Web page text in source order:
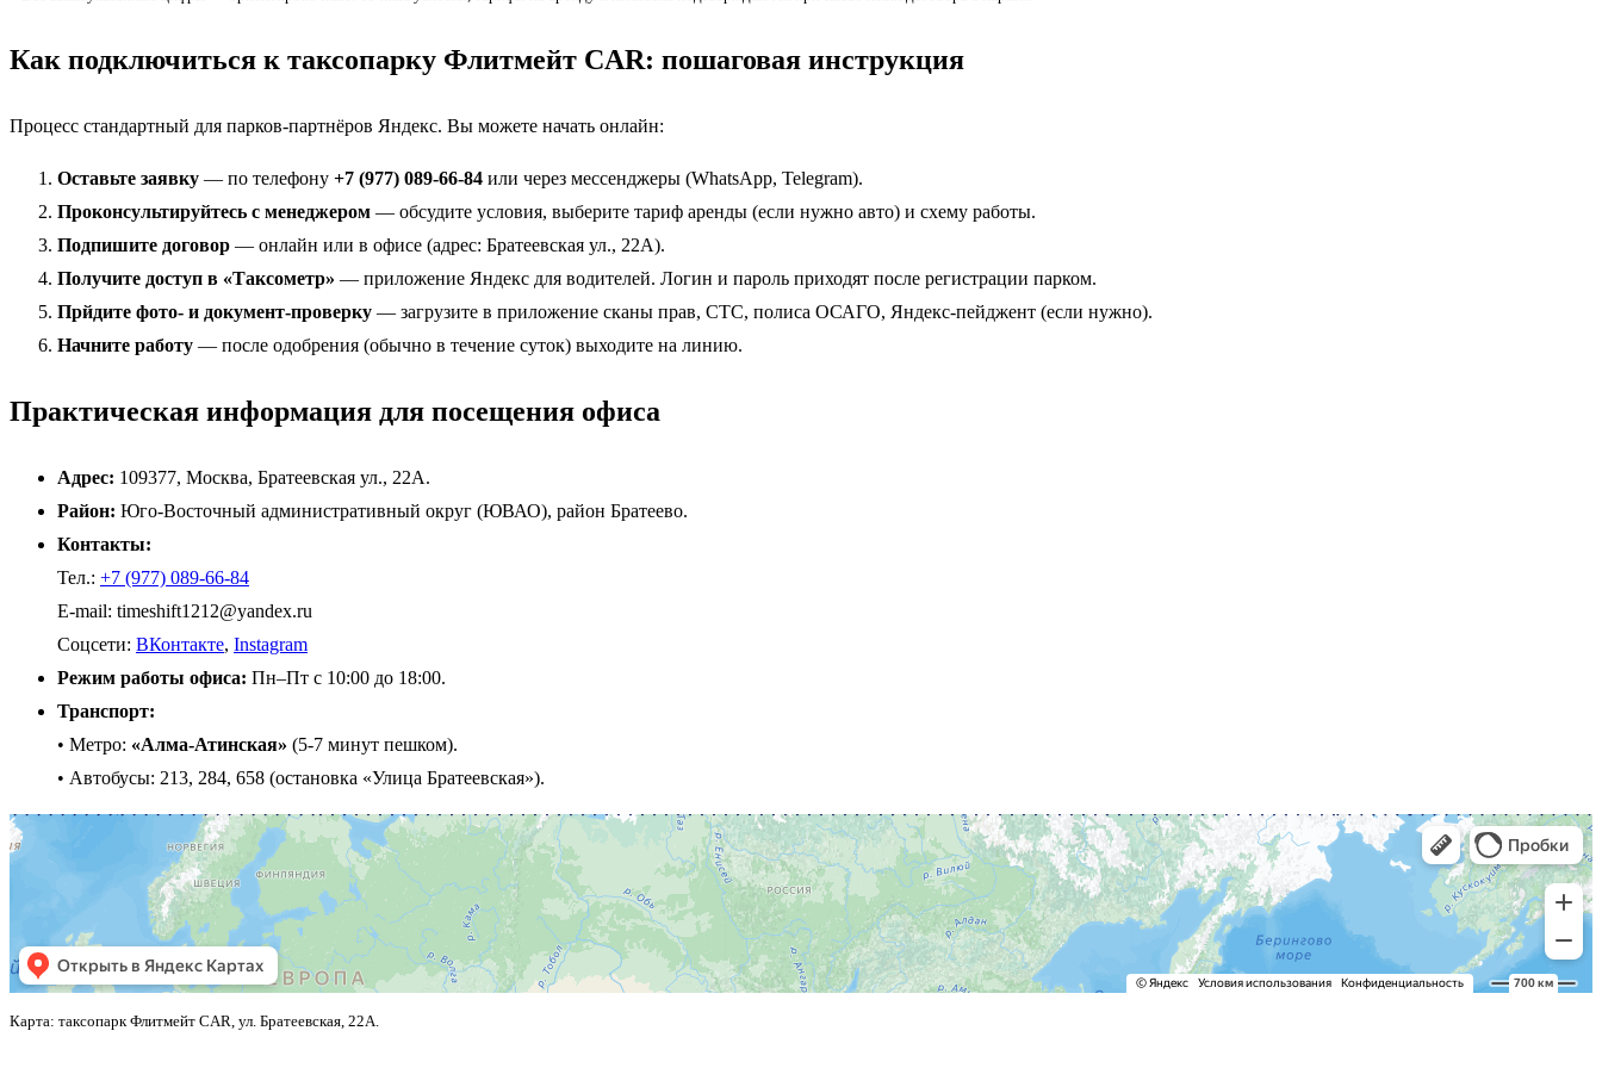
Как подключиться к таксопарку Флитмейт CAR: пошаговая инструкция
Процесс стандартный для парков-партнёров Яндекс. Вы можете начать онлайн:
Оставьте заявку — по телефону +7 (977) 089-66-84 или через мессенджеры (WhatsApp, Telegram).
Проконсультируйтесь с менеджером — обсудите условия, выберите тариф аренды (если нужно авто) и схему работы.
Подпишите договор — онлайн или в офисе (адрес: Братеевская ул., 22А).
Получите доступ в «Таксометр» — приложение Яндекс для водителей. Логин и пароль приходят после регистрации парком.
Прйдите фото- и документ-проверку — загрузите в приложение сканы прав, СТС, полиса ОСАГО, Яндекс-пейджент (если нужно).
Начните работу — после одобрения (обычно в течение суток) выходите на линию.
Практическая информация для посещения офиса
Адрес: 109377, Москва, Братеевская ул., 22А.
Район: Юго-Восточный административный округ (ЮВАО), район Братеево.
Контакты:
Тел.: +7 (977) 089-66-84
E-mail: timeshift1212@yandex.ru
Соцсети: ВКонтакте, Instagram
Режим работы офиса: Пн–Пт с 10:00 до 18:00.
Транспорт:
• Метро: «Алма-Атинская» (5-7 минут пешком).
• Автобусы: 213, 284, 658 (остановка «Улица Братеевская»).
Карта: таксопарк Флитмейт CAR, ул. Братеевская, 22А.